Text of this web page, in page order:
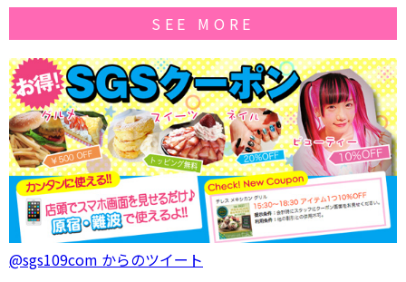
SEE MORE
@sgs109com からのツイート